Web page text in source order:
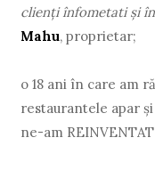
clienţi înfometati și
Mahu, proprietar;
o 18 ani în care am
restaurantele apar
ne-am